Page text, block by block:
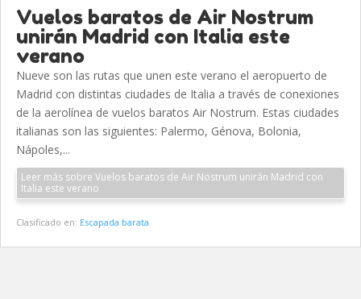
Vuelos baratos de Air Nostrum
unirán Madrid con Italia este
verano
Nueve son las rutas que unen este verano el aeropuerto de
Madrid con distintas ciudades de Italia a través de conexiones
de la aerolínea de vuelos baratos Air Nostrum. Estas ciudades
italianas son las siguientes: Palermo, Génova, Bolonia,
Nápoles,...
Leer más sobre Vuelos baratos de Air Nostrum unirán Madrid con
Italia este verano
Clasificado en: Escapada barata